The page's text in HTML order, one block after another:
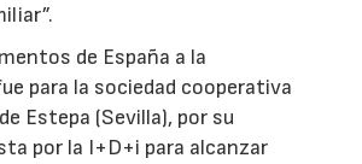
de España a la
para la sociedad cooperativa
Estepa (Sevilla), por su
por la I+D+i para alcanzar